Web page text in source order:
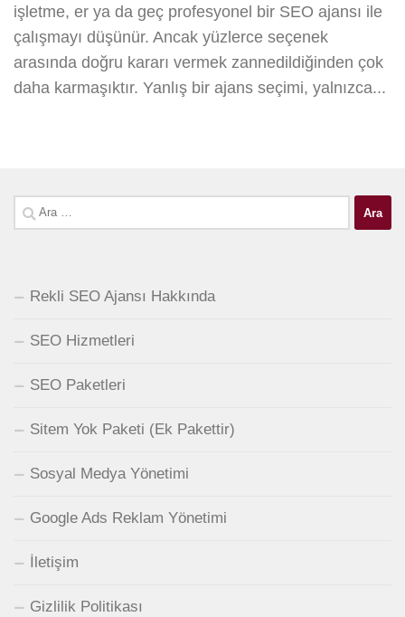
işletme, er ya da geç profesyonel bir SEO ajansı ile
çalışmayı düşünür. Ancak yüzlerce seçenek
arasında doğru kararı vermek zannedildiğinden çok
daha karmaşıktır. Yanlış bir ajans seçimi, yalnızca...
Arama:
Rekli SEO Ajansı Hakkında
SEO Hizmetleri
SEO Paketleri
Sitem Yok Paketi (Ek Pakettir)
Sosyal Medya Yönetimi
Google Ads Reklam Yönetimi
İletişim
Gizlilik Politikası